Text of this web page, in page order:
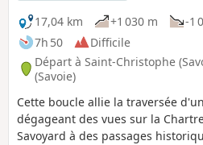
17,04 km
+1 030 m
-1
7h 50
Difficile
Départ à Saint-Christophe
(Savoie)
Cette boucle allie la traversée
dégageant des vues sur la
Savoyard à des passages